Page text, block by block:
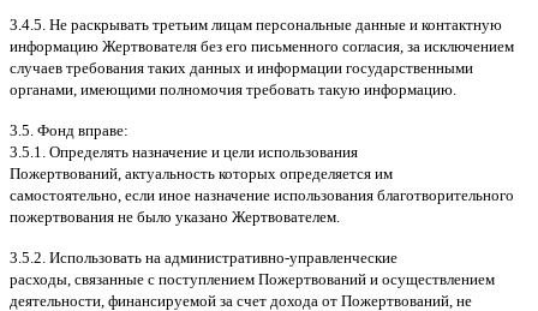
3.4.5. Не раскрывать третьим лицам персональные данные и контактную
информацию Жертвователя без его письменного согласия за исключением
случаев требования таких данных и информации государственными
органами имеющими полномочия требовать такую информацию
3.5. Фонд вправе:
3.5.1. Определять назначение и цели использования
Пожертвований актуальность которых определяется им
самостоятельно если иное назначение использования благотворительного
пожертвования не было указано Жертвователем
3.5.2. Использовать на административно-управленческие
расходы связанные с поступлением Пожертвований и осуществлением
деятельности финансируемой за счет дохода от Пожертвований не